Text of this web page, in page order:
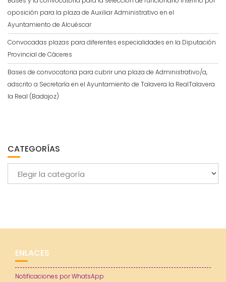
oposición para la plaza de Auxiliar Administrativo en el
Ayuntamiento de Alcuéscar
Convocadas plazas para diferentes especialidades en la Diputación
Provincial de Cáceres
Bases de convocatoria para cubrir una plaza de Administrativo/a,
adscrito a Secretaría en el Ayuntamiento de Talavera la RealTalavera
la Real (Badajoz)
CATEGORÍAS
ENLACES
Notificaciones por WhatsApp